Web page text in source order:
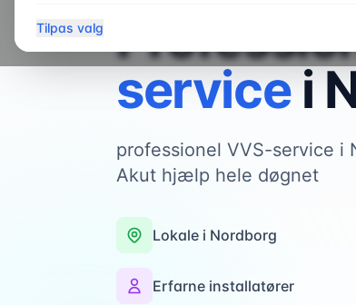
servicei
professionel VVS-service i
Akut hjælp hele døgnet
Lokale i Nordborg
Erfarne installatører
Tilpas valg